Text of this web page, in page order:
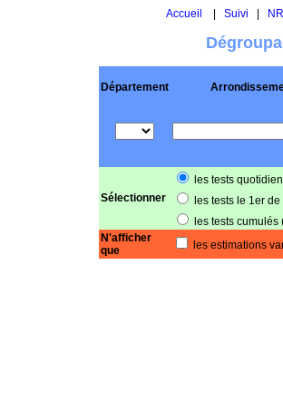
Accueil Suivi
Département
Sélectionner
les tests
les tests le 1er
les tests cumulés
N'afficher
que
les estimations